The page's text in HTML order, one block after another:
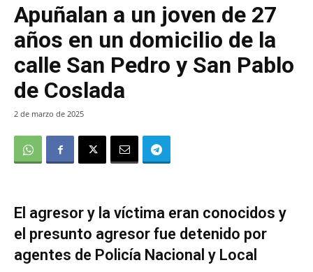
Apuñalan a un joven de 27
años en un domicilio de la
calle San Pedro y San Pablo
de Coslada
2 de marzo de 2025
El agresor y la víctima eran conocidos y
el presunto agresor fue detenido por
agentes de Policía Nacional y Local